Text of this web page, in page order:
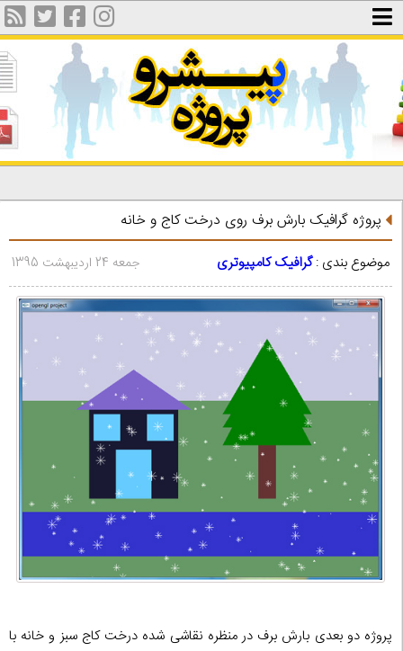
پروژه گرافیک بارش برف روی درخت کاج و خانه
موضوع بندی :گرافیک کامپیوتری جمعه 24 اردیبهشت 1395
پروژه دو بعدی بارش برف در منظره نقاشی شده درخت کاج سبز و خانه با